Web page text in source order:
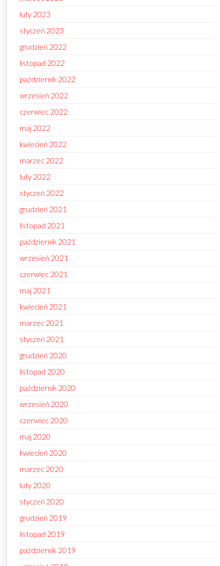
luty 2023
styczeń 2023
grudzień 2022
listopad 2022
październik 2022
wrzesień 2022
czerwiec 2022
maj 2022
kwiecień 2022
marzec 2022
luty 2022
styczeń 2022
grudzień 2021
listopad 2021
październik 2021
wrzesień 2021
czerwiec 2021
maj 2021
kwiecień 2021
marzec 2021
styczeń 2021
grudzień 2020
listopad 2020
październik 2020
wrzesień 2020
czerwiec 2020
maj 2020
kwiecień 2020
marzec 2020
luty 2020
styczeń 2020
grudzień 2019
listopad 2019
październik 2019